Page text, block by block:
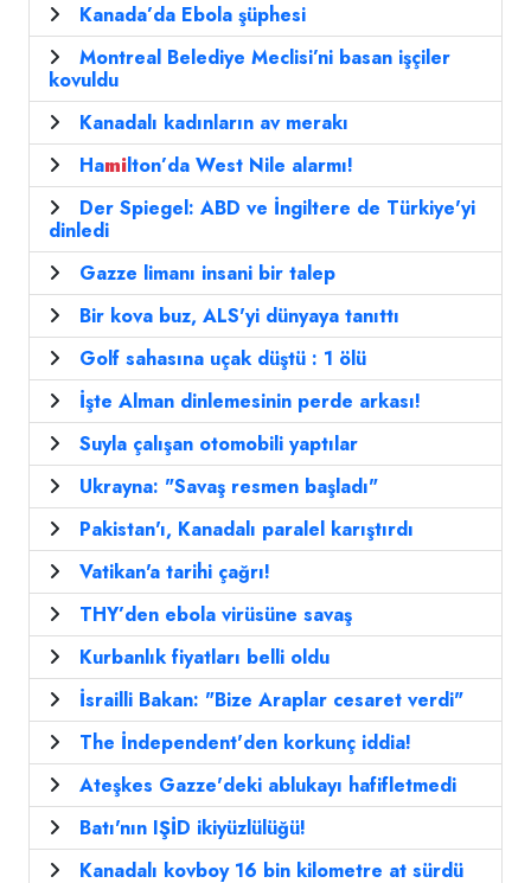
Kanada’da Ebola şüphesi
Montreal Belediye Meclisi’ni basan işçiler
kovuldu
Kanadalı kadınların av merakı
Hamilton’da West Nile alarmı!
Der Spiegel: ABD ve İngiltere de Türkiye'yi
dinledi
Gazze limanı insani bir talep
Bir kova buz, ALS'yi dünyaya tanıttı
Golf sahasına uçak düştü : 1 ölü
İşte Alman dinlemesinin perde arkası!
Suyla çalışan otomobili yaptılar
Ukrayna: "Savaş resmen başladı"
Pakistan'ı, Kanadalı paralel karıştırdı
Vatikan'a tarihi çağrı!
THY’den ebola virüsüne savaş
Kurbanlık fiyatları belli oldu
İsrailli Bakan: "Bize Araplar cesaret verdi"
The İndependent'den korkunç iddia!
Ateşkes Gazze'deki ablukayı hafifletmedi
Batı'nın IŞİD ikiyüzlülüğü!
Kanadalı kovboy 16 bin kilometre at sürdü